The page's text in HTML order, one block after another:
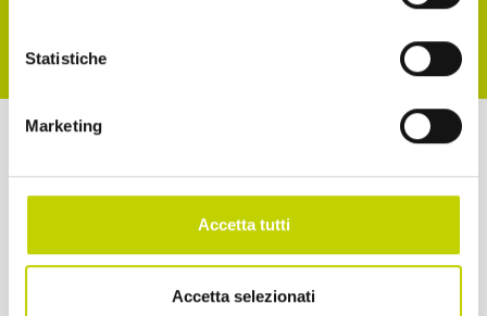
Statistiche
Marketing
Accetta tutti
Accetta selezionati
a cura di